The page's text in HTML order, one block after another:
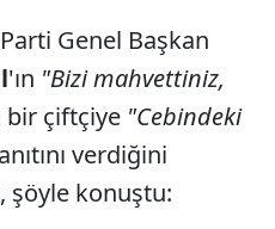
Genel Başkan
'ın "Bizi mahvettiniz,
bir çiftçiye "Cebindeki
verdiğini
şöyle konuştu: